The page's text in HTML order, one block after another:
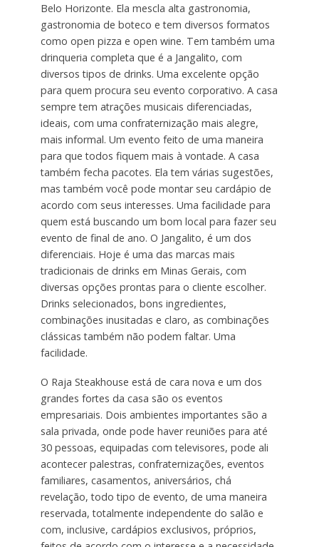
Belo Horizonte. Ela mescla alta gastronomia,
gastronomia de boteco e tem diversos formatos
como open pizza e open wine. Tem também uma
drinqueria completa que é a Jangalito, com
diversos tipos de drinks. Uma excelente opção
para quem procura seu evento corporativo. A casa
sempre tem atrações musicais diferenciadas,
ideais, com uma confraternização mais alegre,
mais informal. Um evento feito de uma maneira
para que todos fiquem mais à vontade. A casa
também fecha pacotes. Ela tem várias sugestões,
mas também você pode montar seu cardápio de
acordo com seus interesses. Uma facilidade para
quem está buscando um bom local para fazer seu
evento de final de ano. O Jangalito, é um dos
diferenciais. Hoje é uma das marcas mais
tradicionais de drinks em Minas Gerais, com
diversas opções prontas para o cliente escolher.
Drinks selecionados, bons ingredientes,
combinações inusitadas e claro, as combinações
clássicas também não podem faltar. Uma
facilidade.
O Raja Steakhouse está de cara nova e um dos
grandes fortes da casa são os eventos
empresariais. Dois ambientes importantes são a
sala privada, onde pode haver reuniões para até
30 pessoas, equipadas com televisores, pode ali
acontecer palestras, confraternizações, eventos
familiares, casamentos, aniversários, chá
revelação, todo tipo de evento, de uma maneira
reservada, totalmente independente do salão e
com, inclusive, cardápios exclusivos, próprios,